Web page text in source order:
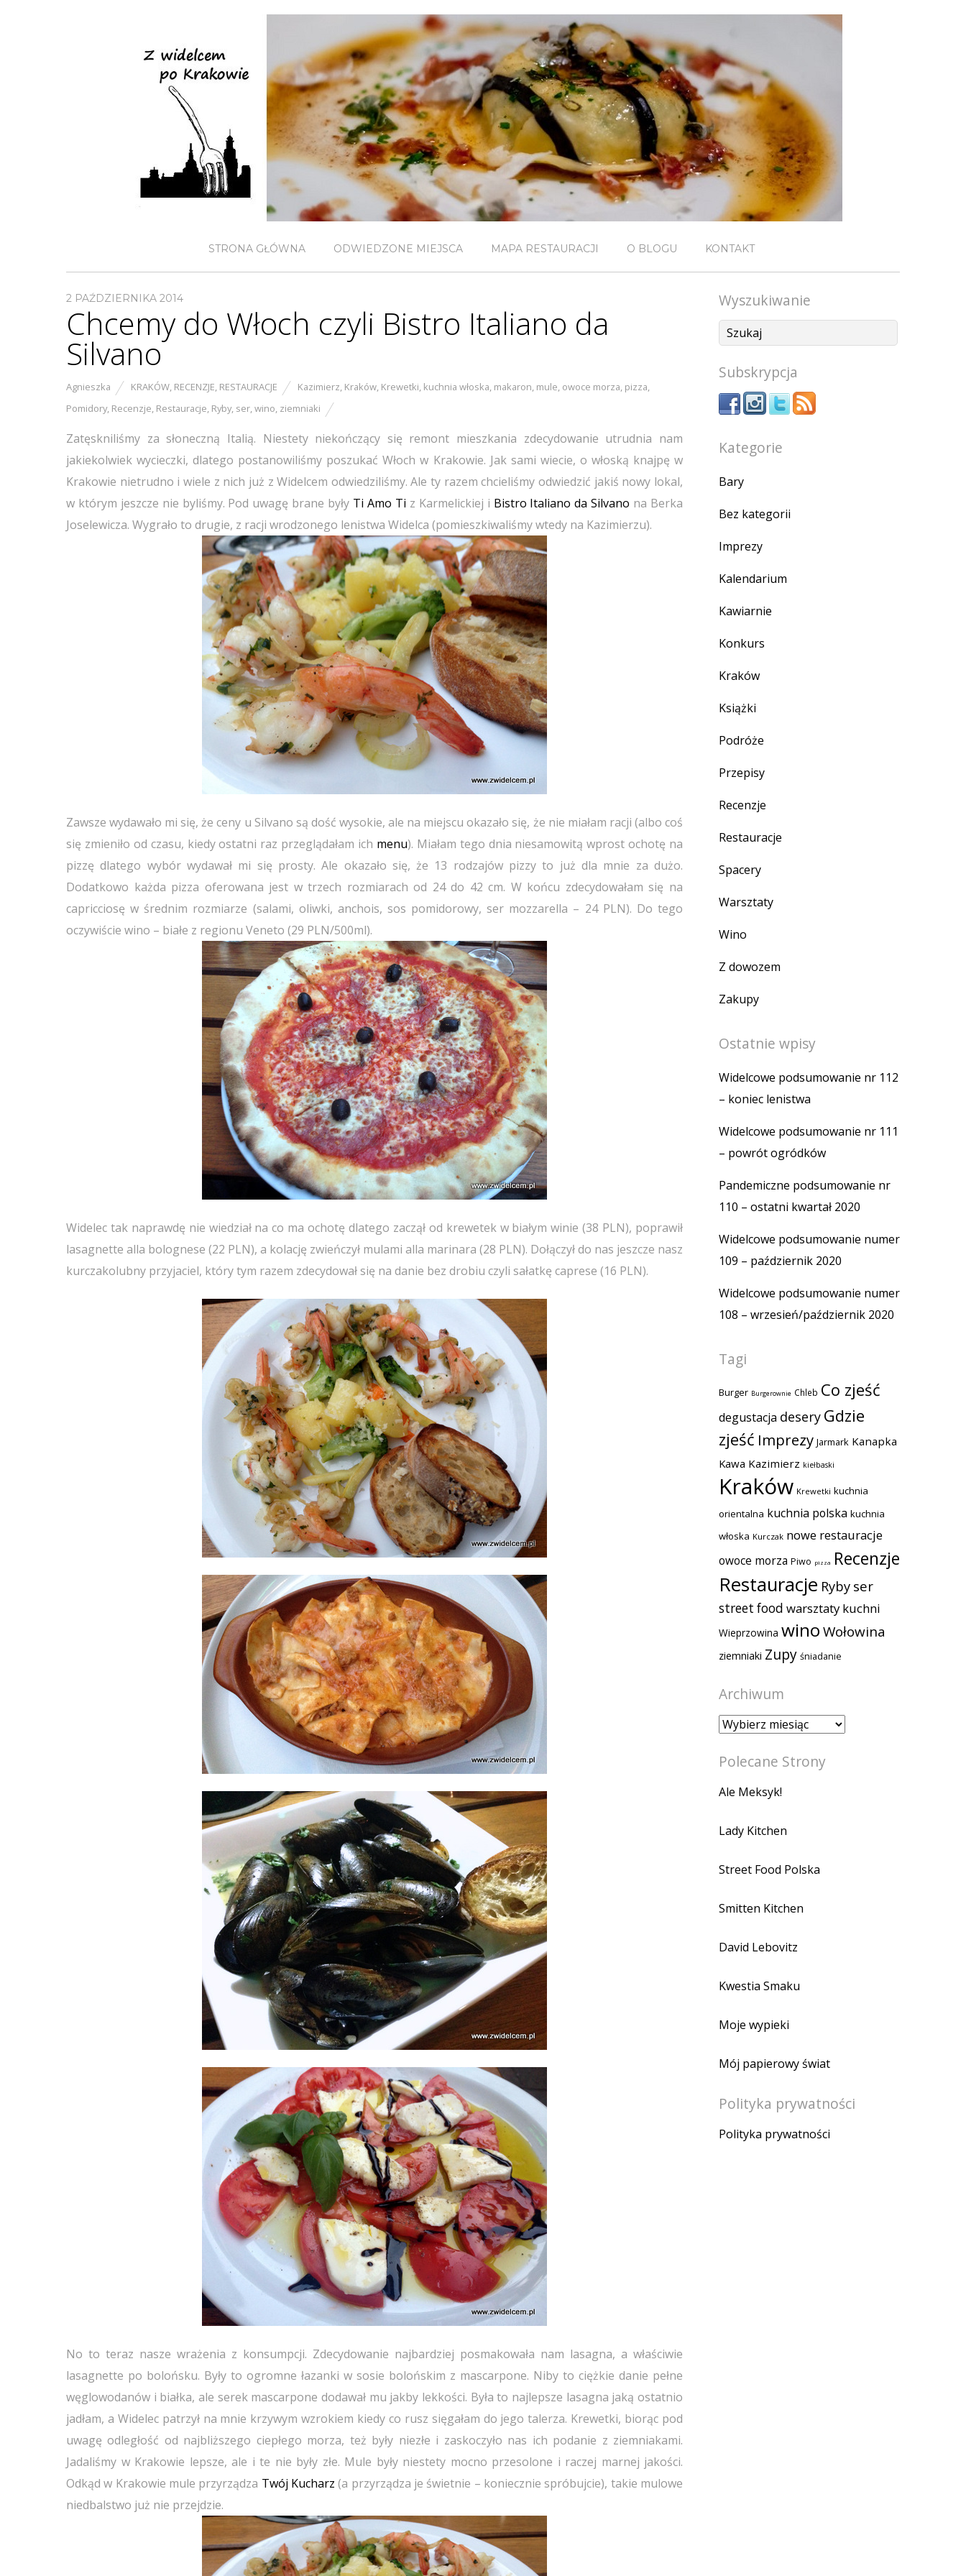
STRONA GŁÓWNA ODWIEDZONE MIEJSCA MAPA RESTAURACJI O BLOGU KONTAKT
2 PAŹDZIERNIKA 2014
Chcemy do Włoch czyli Bistro Italiano da
Silvano
Agnieszka KRAKÓW, RECENZJE, RESTAURACJE Kazimierz, Kraków, Krewetki, kuchnia włoska, makaron, mule, owoce morza, pizza,
Pomidory, Recenzje, Restauracje, Ryby, ser,wino, ziemniaki
Zatęskniliśmy za słoneczną Italią. Niestety niekończący się remont mieszkania zdecydowanie utrudnia nam
jakiekolwiek wycieczki, dlatego postanowiliśmy poszukać Włoch w Krakowie. Jak sami wiecie, o włoską knajpę w
Krakowie nietrudno i wiele z nich już z Widelcem odwiedziliśmy. Ale ty razem chcieliśmy odwiedzić jakiś nowy lokal,
w którym jeszcze nie byliśmy. Pod uwagę brane były Ti Amo Ti z Karmelickiej i Bistro Italiano da Silvano na Berka
Joselewicza. Wygrało to drugie, z racji wrodzonego lenistwa Widelca (pomieszkiwaliśmy wtedy na Kazimierzu).
Zawsze wydawało mi się, że ceny u Silvano są dość wysokie, ale na miejscu okazało się, że nie miałam racji (albo coś
się zmieniło od czasu, kiedy ostatni raz przeglądałam ich menu). Miałam tego dnia niesamowitą wprost ochotę na
pizzę dlatego wybór wydawał mi się prosty. Ale okazało się, że 13 rodzajów pizzy to już dla mnie za dużo.
Dodatkowo każda pizza oferowana jest w trzech rozmiarach od 24 do 42 cm. W końcu zdecydowałam się na
capricciosę w średnim rozmiarze (salami, oliwki, anchois, sos pomidorowy, ser mozzarella – 24 PLN). Do tego
oczywiście wino – białe z regionu Veneto (29 PLN/500ml).
Widelec tak naprawdę nie wiedział na co ma ochotę dlatego zaczął od krewetek w białym winie (38 PLN), poprawił
lasagnette alla bolognese (22 PLN), a kolację zwieńczył mulami alla marinara (28 PLN). Dołączył do nas jeszcze nasz
kurczakolubny przyjaciel, który tym razem zdecydował się na danie bez drobiu czyli sałatkę caprese (16 PLN).
No to teraz nasze wrażenia z konsumpcji. Zdecydowanie najbardziej posmakowała nam lasagna, a właściwie
lasagnette po bolońsku. Były to ogromne łazanki w sosie bolońskim z mascarpone. Niby to ciężkie danie pełne
węglowodanów i białka, ale serek mascarpone dodawał mu jakby lekkości. Była to najlepsze lasagna jaką ostatnio
jadłam, a Widelec patrzył na mnie krzywym wzrokiem kiedy co rusz sięgałam do jego talerza. Krewetki, biorąc pod
uwagę odległość od najbliższego ciepłego morza, też były niezłe i zaskoczyło nas ich podanie z ziemniakami.
Jadaliśmy w Krakowie lepsze, ale i te nie były złe. Mule były niestety mocno przesolone i raczej marnej jakości.
Odkąd w Krakowie mule przyrządza Twój Kucharz (a przyrządza je świetnie – koniecznie spróbujcie), takie mulowe
niedbalstwo już nie przejdzie.
Wyszukiwanie
Subskrypcja
Kategorie
Bary
Bez kategorii
Imprezy
Kalendarium
Kawiarnie
Konkurs
Kraków
Książki
Podróże
Przepisy
Recenzje
Restauracje
Spacery
Warsztaty
Wino
Z dowozem
Zakupy
Ostatnie wpisy
Widelcowe podsumowanie nr 112
– koniec lenistwa
Widelcowe podsumowanie nr 111
– powrót ogródków
Pandemiczne podsumowanie nr
110 – ostatni kwartał 2020
Widelcowe podsumowanie numer
109 – październik 2020
Widelcowe podsumowanie numer
108 – wrzesień/październik 2020
Tagi
Burger Burgerownie Chleb Co zjeść
degustacja desery Gdzie
zjeść Imprezy Jarmark Kanapka
Kawa Kazimierz kiełbaski
Kraków Krewetki kuchnia
orientalna kuchnia polska kuchnia
włoska Kurczak nowe restauracje
owoce morza Piwo pizza Recenzje
Restauracje Ryby ser
street food warsztaty kuchni
Wieprzowina winoWołowina
ziemniaki Zupy śniadanie
Archiwum
Archiwum
Polecane Strony
Ale Meksyk!
Lady Kitchen
Street Food Polska
Smitten Kitchen
David Lebovitz
Kwestia Smaku
Moje wypieki
Mój papierowy świat
Polityka prywatności
Polityka prywatności